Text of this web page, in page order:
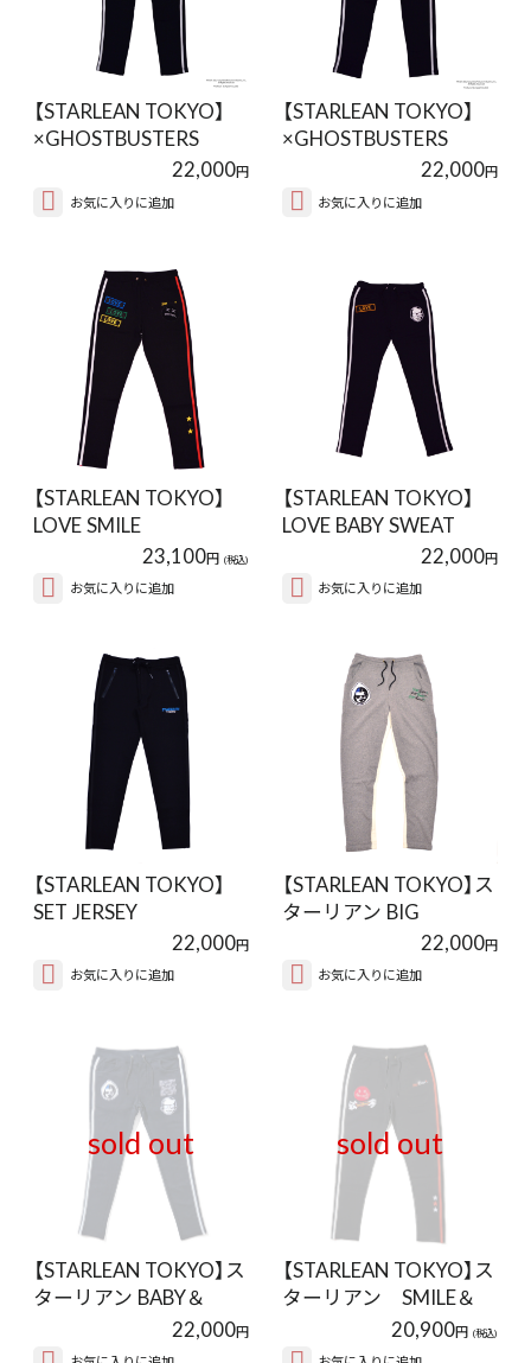
【STARLEAN TOKYO】
×GHOSTBUSTERS
SWEAT PANTS【…22,000円
お気に入りに追加
【STARLEAN TOKYO】
×GHOSTBUSTERS
SWEAT PANTS【…22,000円
お気に入りに追加
【STARLEAN TOKYO】
LOVE SMILE
PANTS【BLACK】
23,100円 (税込)
お気に入りに追加
【STARLEAN TOKYO】
LOVE BABY SWEAT
PANTS【BLAC…22,000円
お気に入りに追加
【STARLEAN TOKYO】
SET JERSEY
PANTS【BLACK】22,000円
お気に入りに追加
【STARLEAN TOKYO】ス
ターリアン BIG
22,000円
お気に入りに追加
sold out
【STARLEAN TOKYO】ス
ターリアン BABY＆
22,000円
sold out
【STARLEAN TOKYO】ス
ターリアン SMILE＆
20,900円 (税込)